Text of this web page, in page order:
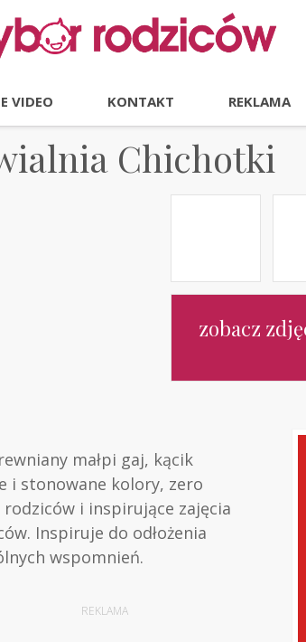
VIDEO KONTAKT REKLAMA
Chichotki
zobacz
małpi gaj, kącik
i stonowane kolory, zero
i inspirujące zajęcia
Inspiruje do odłożenia
wspomnień.
REKLAMA